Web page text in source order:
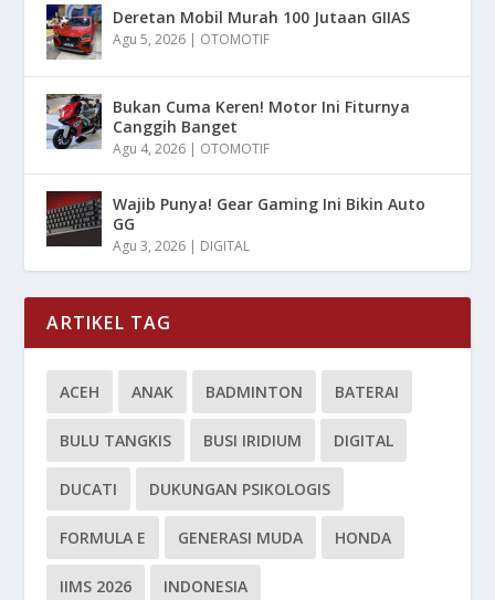
Deretan Mobil Murah 100 Jutaan GIIAS
Agu 5, 2026 | OTOMOTIF
Bukan Cuma Keren! Motor Ini Fiturnya
Canggih Banget
Agu 4, 2026 | OTOMOTIF
Wajib Punya! Gear Gaming Ini Bikin Auto
GG
Agu 3, 2026 | DIGITAL
ARTIKEL TAG
ACEH ANAK BADMINTON BATERAI
BULU TANGKIS BUSI IRIDIUM DIGITAL
DUCATI DUKUNGAN PSIKOLOGIS
FORMULA E GENERASI MUDA HONDA
IIMS 2026 INDONESIA